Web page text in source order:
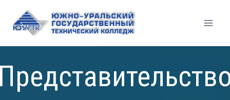
содержимому